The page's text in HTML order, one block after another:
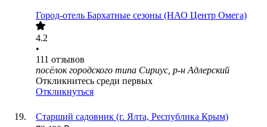
Город-отель Бархатные сезоны (НАО Центр Омега)
4.2
•
111 отзывов
посёлок городского типа Сириус, р-н Адлерский
Откликнитесь среди первых
Откликнуться
Старший садовник (г. Ялта, Республика Крым)